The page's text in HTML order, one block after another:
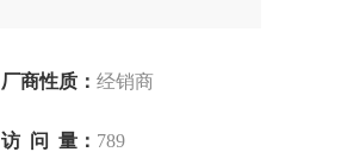
厂商性质： 经销商
访 问 量： 789